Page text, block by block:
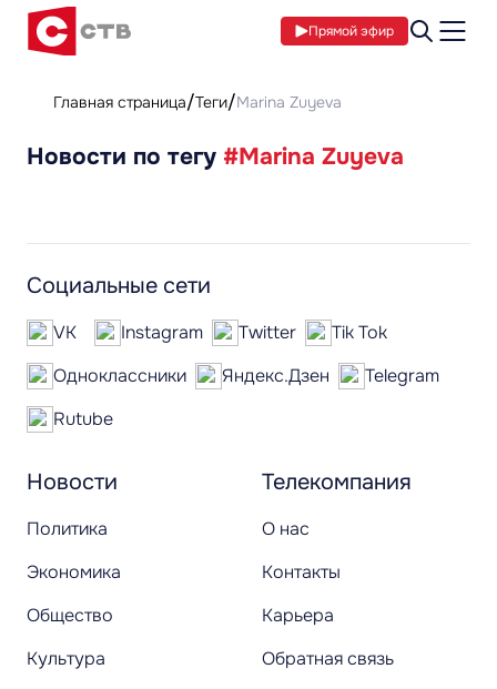
Прямой эфир
Главная страница Теги Marina Zuyeva
Новости по тегу #Marina Zuyeva
Новости
Политика
Экономика
Общество
Культура
Телекомпания
О нас
Контакты
Карьера
Обратная связь
Социальные сети
VK Instagram Twitter
Tik Tok
Одноклассники
Яндекс.Дзен
Telegram
Rutube